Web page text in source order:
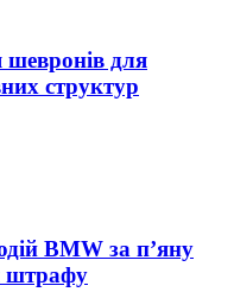
шевронів для
структур
BMW за п’яну
штрафу